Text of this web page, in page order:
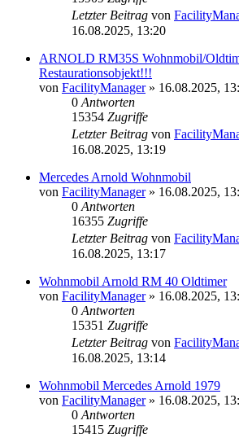
Letzter Beitrag von
16.08.2025, 13:20
ARNOLD RM35S Wohnmobil/
Restaurationsobjekt!!!
von FacilityManager» 16.08.2025,
0Antworten
15354 Zugriffe
Letzter Beitrag von
16.08.2025, 13:19
Mercedes Arnold Wohnmobil
von FacilityManager» 16.08.2025,
0Antworten
16355 Zugriffe
Letzter Beitrag von
16.08.2025, 13:17
Wohnmobil Arnold RM 40 Oldtimer
von FacilityManager» 16.08.2025,
0Antworten
15351 Zugriffe
Letzter Beitrag von
16.08.2025, 13:14
Wohnmobil Mercedes Arnold 1979
von FacilityManager» 16.08.2025,
0Antworten
15415 Zugriffe